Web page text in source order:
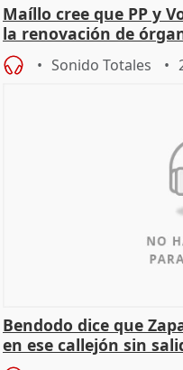
Maíllo cree que PP y
la renovación de
Sonido Totales
Bendodo dice que
en ese callejón sin